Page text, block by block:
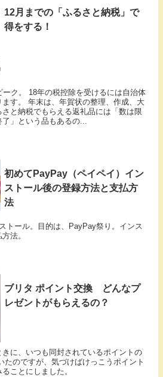
12月までの「ふるさと納税」で
得をする！
ク。 18年の税控除を受けるには自治体
す。 年末は、年賀状の整理、作成、大
と納税でもらえる返礼品には「数は限
」という品もあるの...
初めてPayPay（ペイペイ）イン
ストール後の登録方法と支払方
法
トール。目的は、PayPay祭り。インス
法。
ブリタ ポイント交換 どんなプ
レゼントがもらえるの？
に、いつも同封されているポイントの
たのですが、気づけばけっこうポイント
ことにしました。